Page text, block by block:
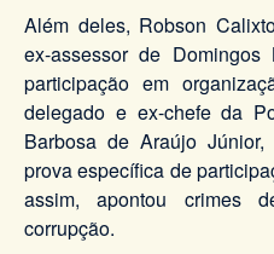
Além deles, Robson
ex-assessor de
participação em
delegado e ex-chefe da
Barbosa de Araújo
prova específica de
assim, apontou crimes
corrupção.